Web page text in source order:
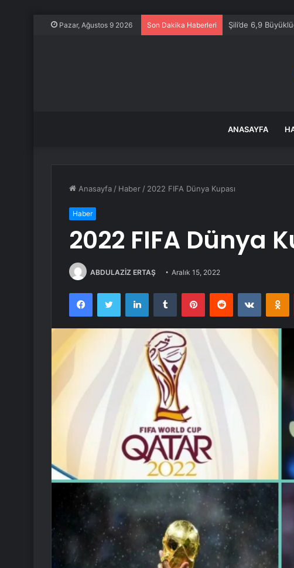
Pazar, Ağustos 9 2026 Son Dakika Haberleri Şili’de 6,9
ANASAYFA
Anasayfa / Haber / 2022 FIFA Dünya Kupası
Haber
2022 FIFA Dünya
ABDULAZİZ ERTAŞ Aralık 15, 2022
FacebookTwitter LinkedInTumblr PinterestReddit